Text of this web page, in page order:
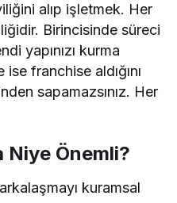
alıp işletmek. Her
Birincisinde süreci
yapınızı kurma
ise franchise aldığını
sapamazsınız. Her
Niye Önemli?
kuramsal